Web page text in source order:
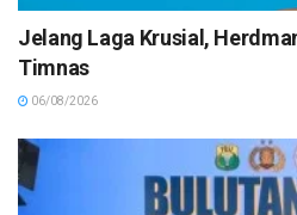
Jelang Laga Krusial,
Timnas
06/08/2026